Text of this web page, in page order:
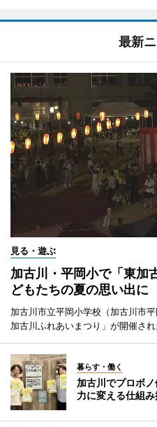
最新
見る・遊ぶ
加古川・平岡小で「東
どもたちの夏の思い出に
加古川市立平岡小学校（加古川市
加古川ふれあいまつり」が開催され
暮らす・働く
加古川でプロボ
力に変える仕組